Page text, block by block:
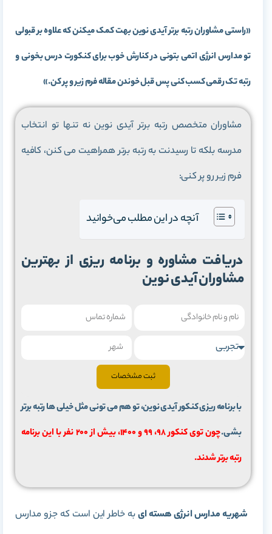
«راستی مشاوران رتبه برتر آیدی نوین بهت کمک میکنن که علاوه بر قبولی
تو مدارس انرژی اتمی بتونی در کنارش خوب برای کنکورت درس بخونی و
رتبه تک رقمی کسب کنی پس قبل خوندن مقاله فرم زیر و پر کن.»
مشاوران متخصص رتبه برتر آیدی نوین نه تنها تو انتخاب
مدرسه بلکه تا رسیدنت به رتبه برتر همراهیت می کنن، کافیه
فرم زیر رو پر کنی:
آنچه در این مطلب می‌خوانید
دریافت مشاوره و برنامه ریزی از بهترین
مشاوران آیدی نوین
ثبت مشخصات
با برنامه ریزی کنکور آیدی نوین، تو هم می تونی مثل خیلی ها رتبه برتر
بشی.
چون توی کنکور 98، 99 و 1400، بیش از 200 نفر با این برنامه
رتبه برتر شدند.
شهریه مدارس انرژی هسته ایبه خاطر این است که جزو مدارس